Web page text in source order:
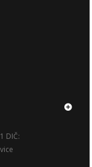
DIČ: